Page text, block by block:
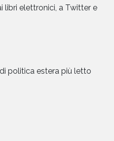
libri elettronici, a Twitter e
politica estera più letto